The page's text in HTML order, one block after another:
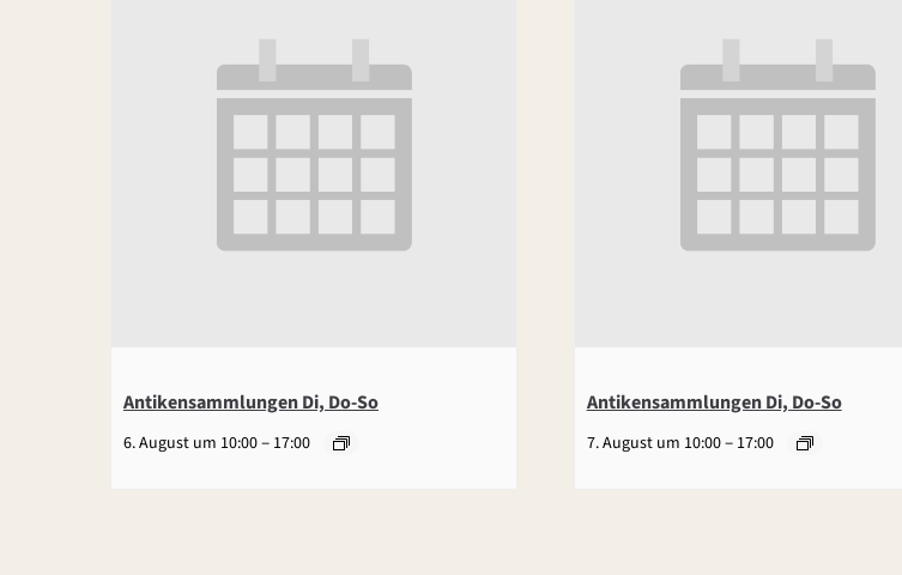
Antikensammlungen Di, Do-So
6. August um 10:00– 17:00
Antikensammlungen Di, Do-So
7. August um 10:00– 17:00